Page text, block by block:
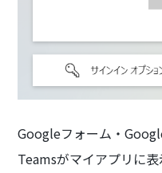
Googleフォーム・
Teamsがマイアプリに